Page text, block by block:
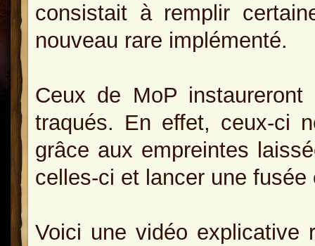
consistait à remplir
nouveau rare implémenté.
Ceux de MoP
traqués. En effet, ceux-ci
grâce aux empreintes
celles-ci et lancer une
Voici une vidéo